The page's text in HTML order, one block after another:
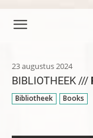
23 augustus 2024
BIBLIOTHEEK ///
Bibliotheek Books